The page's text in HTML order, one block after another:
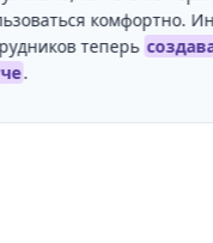
Пользоваться
сотрудников теперь
легче